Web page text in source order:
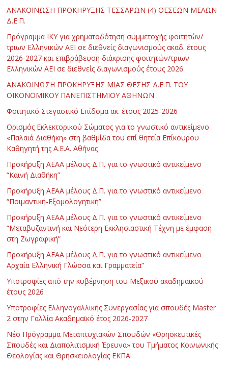
ΑΝΑΚΟΙΝΩΣΗ ΠΡΟΚΗΡΥΞΗΣ ΤΕΣΣΑΡΩΝ (4) ΘΕΣΕΩΝ ΜΕΛΩΝ
Δ.Ε.Π.
Πρόγραμμα ΙΚΥ για χρηματοδότηση συμμετοχής φοιτητών/
τριων Ελληνικών ΑΕΙ σε διεθνείς διαγωνισμούς ακαδ. έτους
2026-2027 και επιβράβευση διάκρισης φοιτητών/τριων
Ελληνικών ΑΕΙ σε διεθνείς διαγωνισμούς έτους 2026
ΑΝΑΚΟΙΝΩΣΗ ΠΡΟΚΗΡΥΞΗΣ ΜΙΑΣ ΘΕΣΗΣ Δ.Ε.Π. ΤΟΥ
ΟΙΚΟΝΟΜΙΚΟΥ ΠΑΝΕΠΙΣΤΗΜΙΟΥ ΑΘΗΝΩΝ
Φοιτητικό Στεγαστικό Επίδομα ακ. έτους 2025-2026
Ορισμός Εκλεκτορικού Σώματος για το γνωστικό αντικείμενο
«Παλαιά Διαθήκη» στη βαθμίδα του επί θητεία Επίκουρου
Καθηγητή της Α.Ε.Α. Αθήνας
Προκήρυξη ΑΕΑΑ μέλους Δ.Π. για το γνωστικό αντικείμενο
“Καινή Διαθήκη”
Προκήρυξη ΑΕΑΑ μέλους Δ.Π. για το γνωστικό αντικείμενο
“Ποιμαντική-Εξομολογητική”
Προκήρυξη ΑΕΑΑ μέλους Δ.Π. για το γνωστικό αντικείμενο
“Μεταβυζαντινή και Νεότερη Εκκλησιαστική Τέχνη με έμφαση
στη Ζωγραφική”
Προκήρυξη ΑΕΑΑ μέλους Δ.Π. για το γνωστικό αντικείμενο
Αρχαία Ελληνική Γλώσσα και Γραμματεία”
Υποτροφίες από την κυβέρνηση του Μεξικού ακαδημαϊκού
έτους 2026
Υποτροφίες Ελληνογαλλικής Συνεργασίας για σπουδές Master
2 στην Γαλλία Ακαδημαϊκό έτος 2026-2027
Νέο Πρόγραμμα Μεταπτυχιακών Σπουδών «Θρησκευτικές
Σπουδές και Διαπολιτισμική Έρευνα» του Τμήματος Κοινωνικής
Θεολογίας και Θρησκειολογίας ΕΚΠΑ